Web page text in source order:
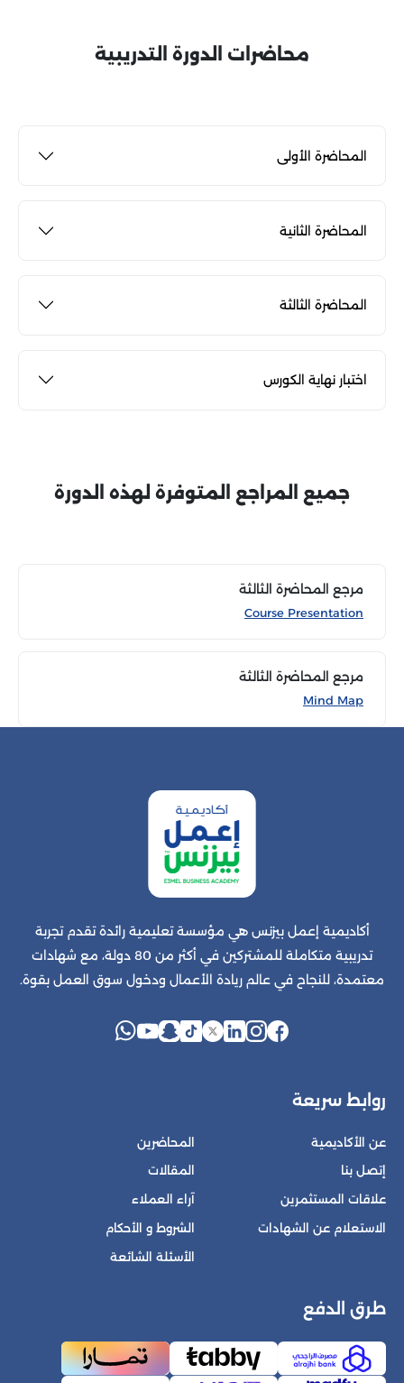
محاضرات الدورة التدريبية
المحاضرة الأولى
المحاضرة الثانية
المحاضرة الثالثة
اختبار نهاية الكورس
جميع المراجع المتوفرة لهذه الدورة
مرجع المحاضرة الثالثة
Course Presentation
مرجع المحاضرة الثالثة
Mind Map
أكاديمية إعمل بيزنس هي مؤسسة تعليمية رائدة تقدم تجربة
تدريبية متكاملة للمشتركين في أكثر من 80 دولة، مع شهادات
معتمدة، للنجاح في عالم ريادة الأعمال ودخول سوق العمل بقوة.
روابط سريعة
عن الأكاديمية
إتصل بنا
علاقات المستثمرين
الاستعلام عن الشهادات
المحاضرين
المقالات
آراء العملاء
الشروط و الأحكام
الأسئلة الشائعة
طرق الدفع